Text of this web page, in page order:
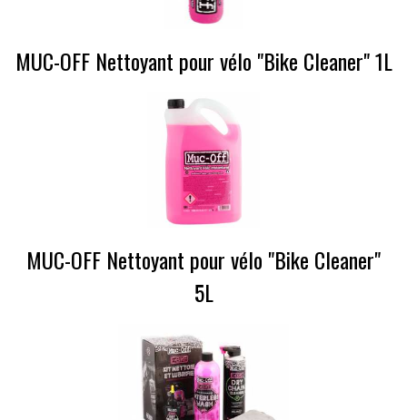
MUC-OFF Nettoyant pour vélo "Bike Cleaner" 1L
MUC-OFF Nettoyant pour vélo "Bike Cleaner"
5L